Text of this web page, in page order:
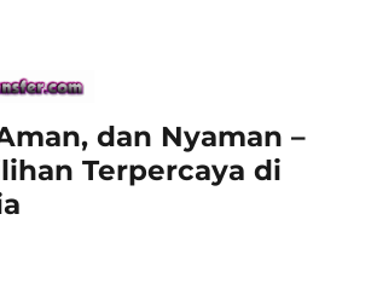
dan Nyaman –
Terpercaya di